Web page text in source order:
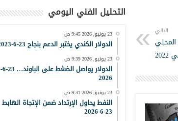
التالي
المحلي
التحليل الفني اليومي
23 يونيو, 2026 9:45 ص
الدولار الكندي يختبر الدعم بنجاح 23-6-2023
23 يونيو, 2026 9:39 ص
الدولار يواصل الضغط على الباوند… 23-6-
2026
23 يونيو, 2026 9:31 ص
النفط يحاول الإرتداد ضمن الإتجاة الهابط
23-6-2026